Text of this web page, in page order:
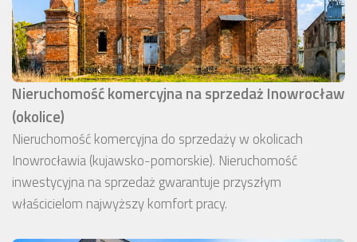
Nieruchomość komercyjna na sprzedaż Inowrocław
(okolice)
Nieruchomość komercyjna do sprzedaży w okolicach
Inowrocławia (kujawsko-pomorskie). Nieruchomość
inwestycyjna na sprzedaż gwarantuje przyszłym
właścicielom najwyższy komfort pracy.